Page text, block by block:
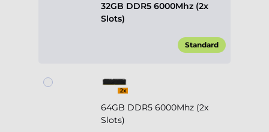
32GB DDR5 6000Mhz (2x
Slots)
Standard
64GB DDR5 6000Mhz (2x
Slots)